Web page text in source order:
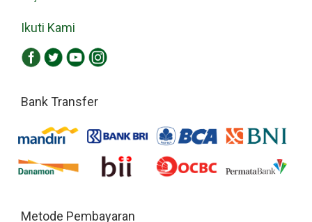
Ikuti Kami
Bank Transfer
Metode Pembayaran